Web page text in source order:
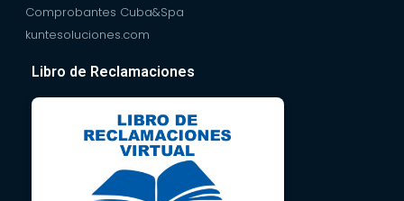
Comprobantes Cuba&Spa
kuntesoluciones.com
Libro de Reclamaciones